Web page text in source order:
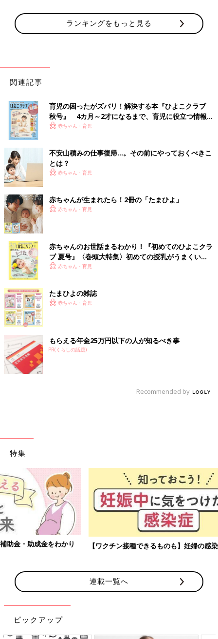
ランキングをもっと見る
関連記事
育児の困ったがズバリ！解決する本『ひよこクラブ
秋号』 4カ月～2才になるまで、育児に役立つ情報が
いっぱい！
赤ちゃん・育児
不安山積みの仕事復帰…。その前にやっておくべきこ
とは？
赤ちゃん・育児
赤ちゃんが生まれたら！2冊の「たまひよ」
赤ちゃん・育児
赤ちゃんのお世話まるわかり！『初めてのひよこクラ
ブ 夏号』〈巻頭大特集〉初めての授乳がうまくい
く！ おっぱい・ミルクの基本と夏のトラブル 解決テ
赤ちゃん・育児
たまひよの雑誌
赤ちゃん・育児
もらえる年金25万円以下の人が知るべき事
PR(くらしの話題)
Recommended by
特集
【ワクチン接種できるものも】妊婦の感染症対策、知っておいて！
連載一覧へ
ピックアップ